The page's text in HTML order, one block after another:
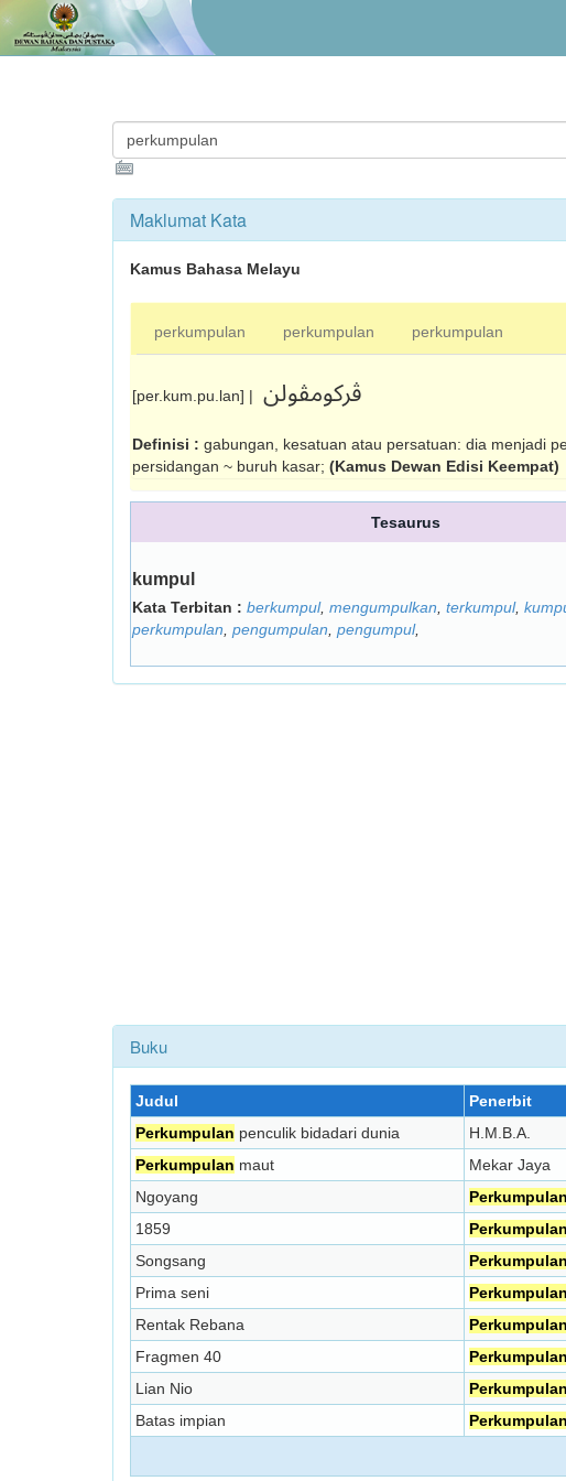
Maklumat Kata
Kamus Bahasa Melayu
perkumpulan perkumpulan perkumpulan
[per.kum.pu.lan] | ڤرکومڤولن
Definisi : gabungan, kesatuan atau persatuan: dia menjadi
persidangan ~ buruh kasar; (Kamus Dewan Edisi Keempat)
Tesaurus
kumpul
Kata Terbitan : berkumpul, mengumpulkan terkumpul,
perkumpulan pengumpulan pengumpul,
Buku
Judul Penerbit
Perkumpulan penculik bidadari dunia H.M.B.A.
Perkumpulan maut Mekar Jaya
Ngoyang
Perkumpulan
1859
Perkumpulan
Songsang
Perkumpulan
Prima seni
Perkumpulan
Rentak Rebana
Perkumpulan
Fragmen 40
Perkumpulan
Lian Nio
Perkumpulan
Batas impian
Perkumpulan